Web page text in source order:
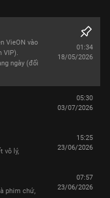
VieON vào
VIP).
ngày (đối
01:34
18/05/2026
05:30
03/07/2026
vô lý,
15:25
23/06/2026
phim chứ,
07:57
23/06/2026